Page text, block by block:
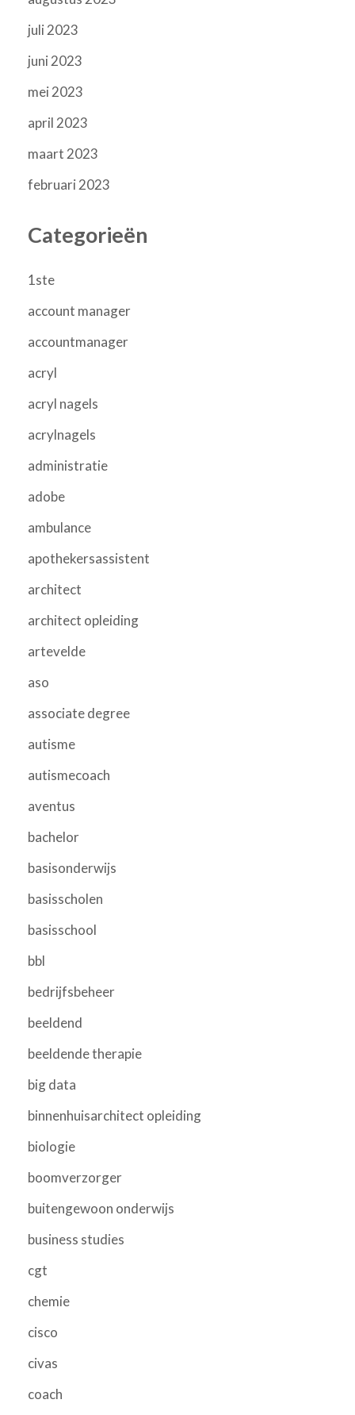
juli 2023
juni 2023
mei 2023
april 2023
maart 2023
februari 2023
Categorieën
1ste
account manager
accountmanager
acryl
acryl nagels
acrylnagels
administratie
adobe
ambulance
apothekersassistent
architect
architect opleiding
artevelde
aso
associate degree
autisme
autismecoach
aventus
bachelor
basisonderwijs
basisscholen
basisschool
bbl
bedrijfsbeheer
beeldend
beeldende therapie
big data
binnenhuisarchitect opleiding
biologie
boomverzorger
buitengewoon onderwijs
business studies
cgt
chemie
cisco
civas
coach